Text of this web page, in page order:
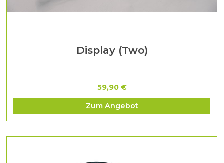
Display (Two)
59,90 €
Zum Angebot